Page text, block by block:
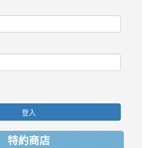
登入
特約商店